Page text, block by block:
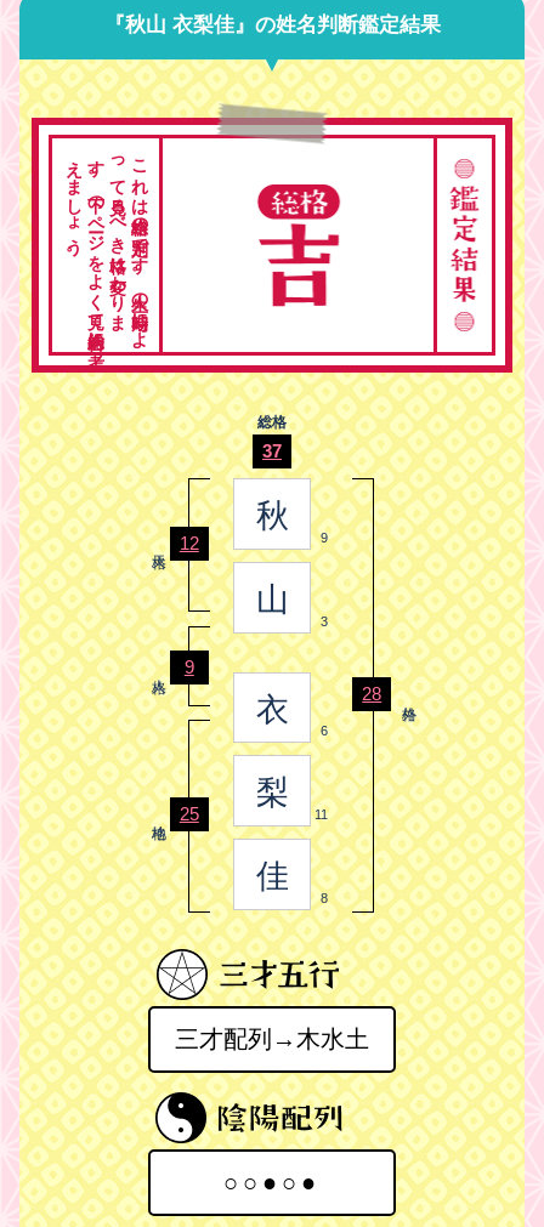
『秋山 衣梨佳』の姓名判断鑑定結果
こ
れ
は
総格の
判定で
す
。
人生の
時期に
よ
っ
て
見る
べ
き
格は
変わ
り
ま
す
。
下の
ペ
ージ
を
よ
く
見て
総合的に
考
え
ま
し
ょ
う
。
総格
37
秋
9
山
3
12
9
衣
6
梨
11
佳
8
25
28
三才配列→木水土
○○●○●